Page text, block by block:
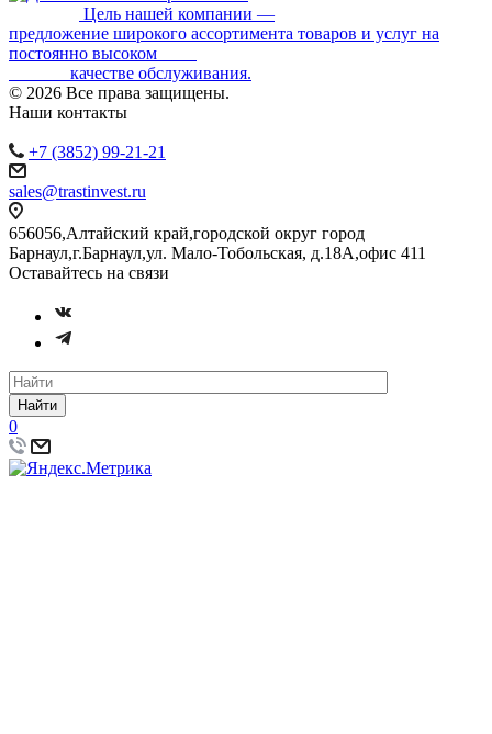
Цель нашей компании —
предложение широкого ассортимента товаров и услуг на
постоянно высоком
качестве обслуживания.
© 2026 Все права защищены.
Наши контакты
+7 (3852) 99-21-21
sales@trastinvest.ru
656056,Алтайский край,городской округ город
Барнаул,г.Барнаул,ул. Мало-Тобольская, д.18А,офис 411
Оставайтесь на связи
Найти
0